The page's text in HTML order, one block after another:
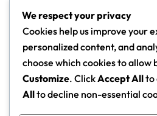
Kontakt
Om oss
Bloggarkiv
We respect your privacy
Cookies help us improve your
personalized content, and
choose which cookies to allow
Customize. ClickAccept Allto
Allto decline non-essential